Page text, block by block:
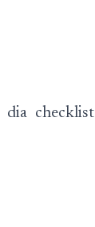
dia checklist